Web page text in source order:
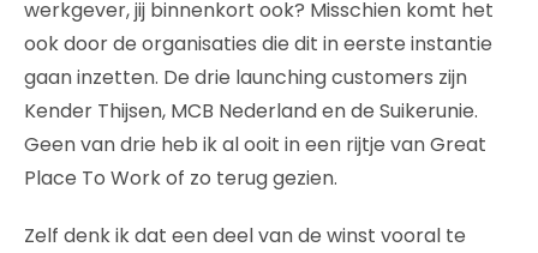
werkgever, jij binnenkort ook? Misschien komt het
ook door de organisaties die dit in eerste instantie
gaan inzetten. De drie launching customers zijn
Kender Thijsen, MCB Nederland en de Suikerunie.
Geen van drie heb ik al ooit in een rijtje van Great
Place To Work of zo terug gezien.
Zelf denk ik dat een deel van de winst vooral te